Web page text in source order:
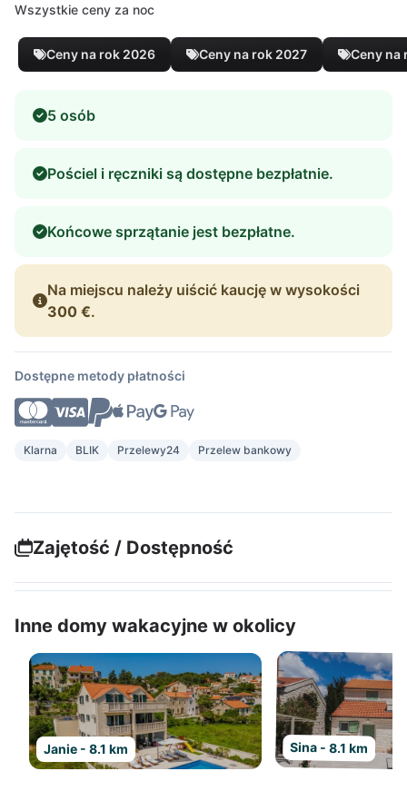
Wszystkie ceny za noc
Ceny na rok 2026 Ceny na rok 2027 Ceny na
5 osób
Pościel i ręczniki są dostępne bezpłatnie.
Końcowe sprzątanie jest bezpłatne.
Na miejscu należy uiścić kaucję w wysokości
300 €.
Dostępne metody płatności
Klarna BLIK Przelewy24 Przelew bankowy
Zajętość / Dostępność
Inne domy wakacyjne w okolicy
Janie - 8.1 km Sina - 8.1 km